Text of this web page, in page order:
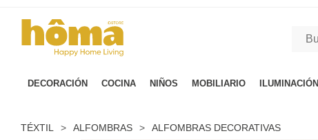
DECORACIÓN COCINA NIÑOS MOBILIARIO ILUMINACIÓN
TÉXTIL > ALFOMBRAS > ALFOMBRAS DECORATIVAS